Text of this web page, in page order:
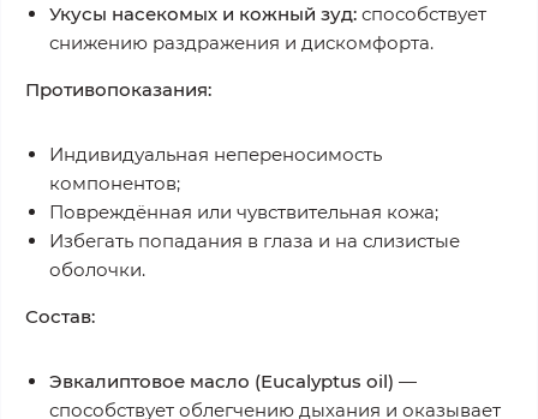
Укусы насекомых и кожный зуд: способствует
снижению раздражения и дискомфорта.
Противопоказания:
Индивидуальная непереносимость
компонентов;
Повреждённая или чувствительная кожа;
Избегать попадания в глаза и на слизистые
оболочки.
Состав:
Эвкалиптовое масло (Eucalyptus oil) —
способствует облегчению дыхания и оказывает